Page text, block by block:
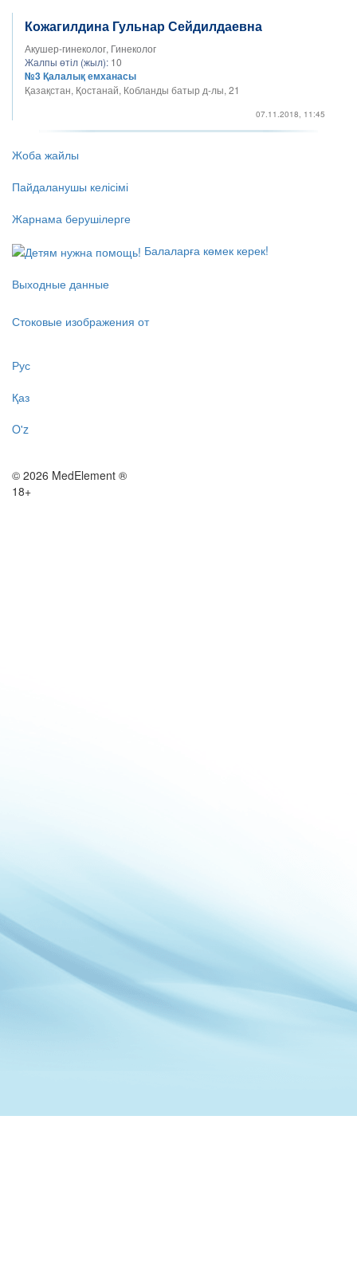
Кожагилдина Гульнар Сейдилдаевна
Акушер-гинеколог, Гинеколог
Жалпы өтіл (жыл): 10
№3 Қалалық емханасы
Қазақстан, Қостанай, Кобланды батыр д-лы, 21
07.11.2018, 11:45
Жоба жайлы
Пайдаланушы келісімі
Жарнама берушілерге
Балаларға көмек керек!
Выходные данные
Стоковые изображения от
Рус
Қаз
O'z
© 2026 MedElement ®
18+